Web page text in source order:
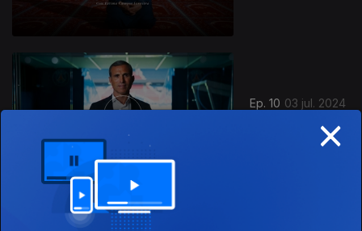
Ep. 10 03 jul. 2024
Pedro Pauleta
×